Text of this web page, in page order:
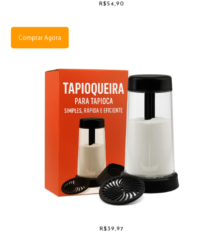
R$54,90
Comprar Agora
R$39,97